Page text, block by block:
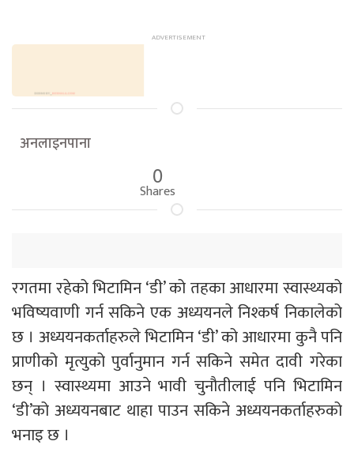
अनलाइनपाना
0
Shares
रगतमा रहेको भिटामिन ‘डी’ को तहका आधारमा स्वास्थ्यको
भविष्यवाणी गर्न सकिने एक अध्ययनले निश्कर्ष निकालेको
छ । अध्ययनकर्ताहरुले भिटामिन ‘डी’ को आधारमा कुनै पनि
प्राणीको मृत्युको पुर्वानुमान गर्न सकिने समेत दावी गरेका
छन् । स्वास्थ्यमा आउने भावी चुनौतीलाई पनि भिटामिन
‘डी’को अध्ययनबाट थाहा पाउन सकिने अध्ययनकर्ताहरुको
भनाइ छ ।